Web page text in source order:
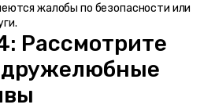
жалобы по безопасности или
Рассмотрите